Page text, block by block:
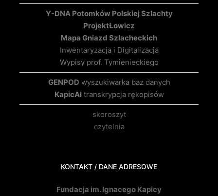
Y-DNA Potomków Polskiej Szlachty
ProjektŁowicz
Mapa Gniazd Szlacheckich
Inwentaryzacja i Digitalizacja
Wypisy prof. Tymienieckiego
GENPOD wyszukiwarka baz danych
KapicAItranskrypcja rękopisów
skoroszyt
czytelnia
KONTAKT / DANE ADRESOWE
Fundacja im. Ignacego Kapicy